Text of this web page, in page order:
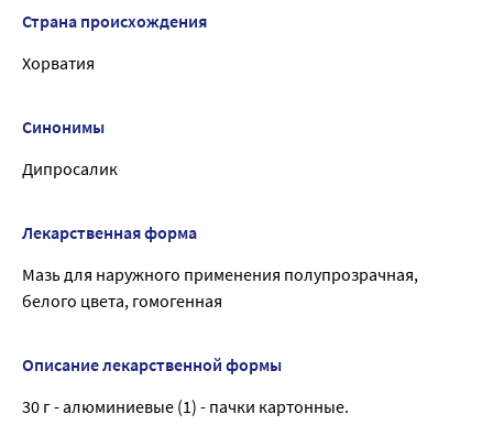
Страна происхождения
Хорватия
Синонимы
Дипросалик
Лекарственная форма
Мазь для наружного применения полупрозрачная,
белого цвета, гомогенная
Описание лекарственной формы
30 г - алюминиевые (1) - пачки картонные.